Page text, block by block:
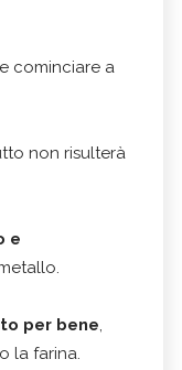
e cominciare a
non risulterà
e
per bene,
la farina.